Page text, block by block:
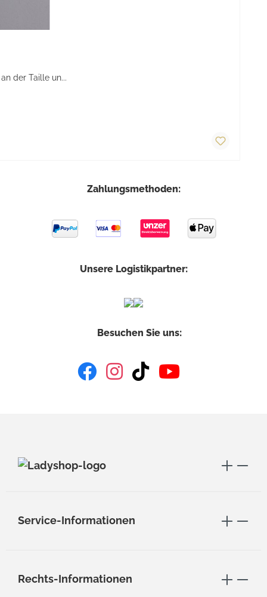
der Taille un...
Zahlungsmethoden:
Unsere Logistikpartner:
Besuchen Sie uns:
Service-Informationen
Rechts-Informationen